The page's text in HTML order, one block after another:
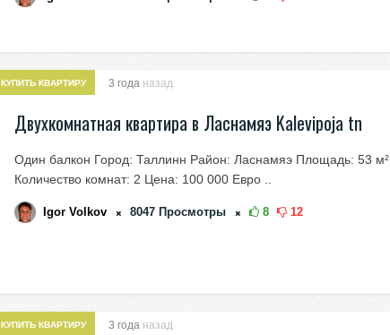
КУПИТЬ КВАРТИРУ 3 года назад
Двухкомнатная квартира в Ласнамяэ Kalevipoja tn
Один балкон Город: Таллинн Район: Ласнамяэ Площадь: 53 м²
Количество комнат: 2 Цена: 100 000 Евро ..
Igor Volkov 8047 Просмотры 8 12
КУПИТЬ КВАРТИРУ 3 года назад